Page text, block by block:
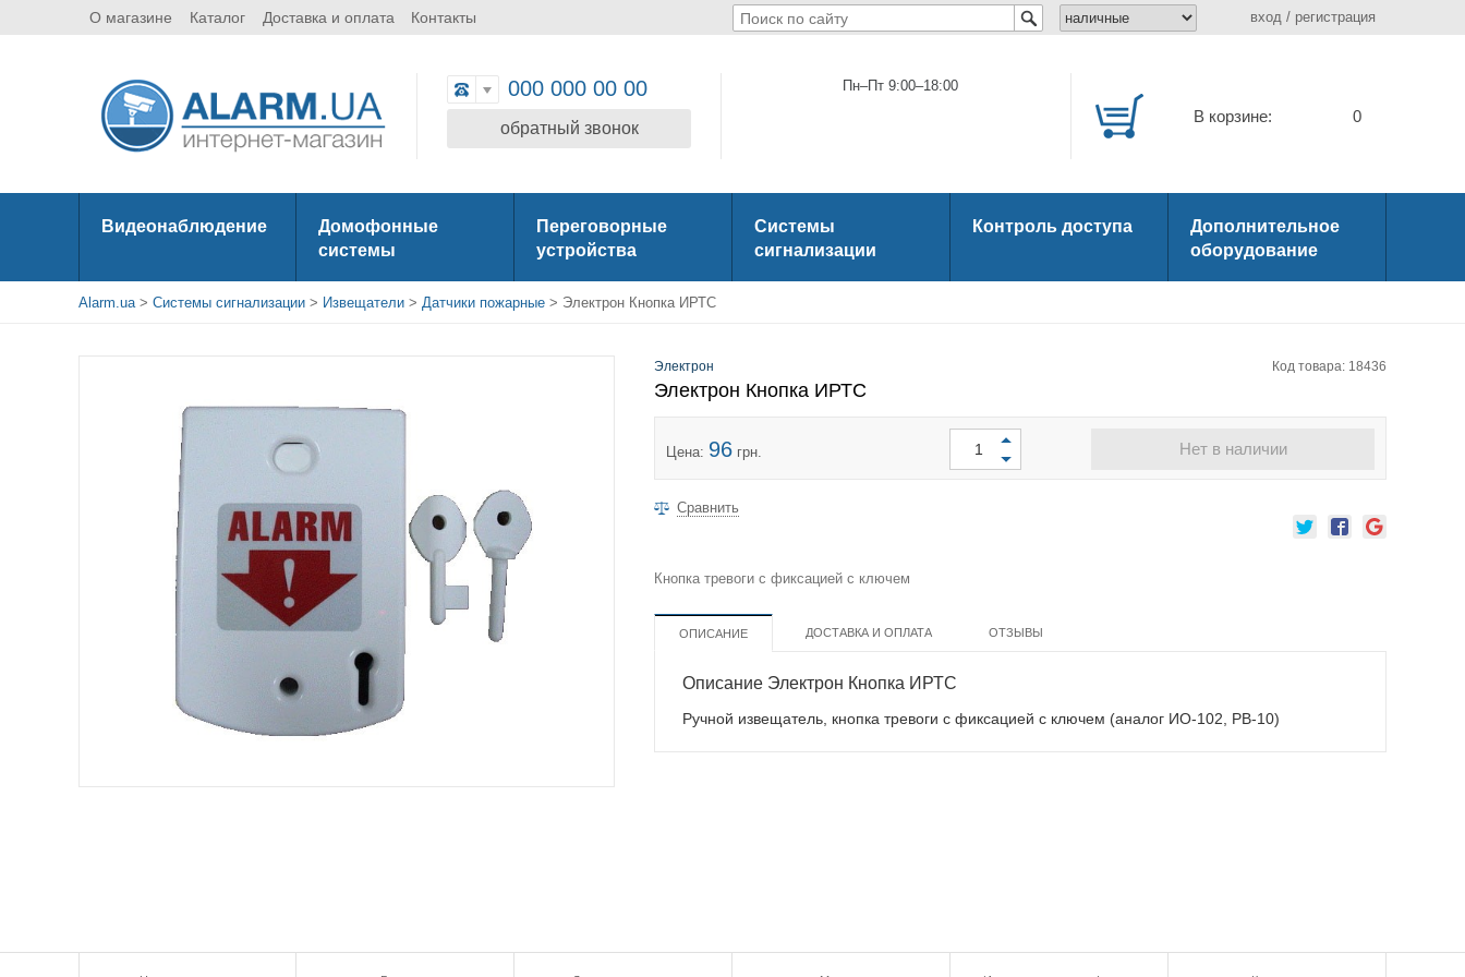
О магазине Каталог Доставка и оплата Контакты вход / регистрация
000 000 00 00
обратный звонок
Пн–Пт 9:00–18:00
В корзине: 0
Видеонаблюдение
Домофонные
системы
Переговорные
устройства
Системы
сигнализации
Контроль доступа
Дополнительное
оборудование
Alarm.ua> Системы сигнализации > Извещатели > Датчики пожарные > Электрон Кнопка ИРТС
Электрон Код товара: 18436
Электрон Кнопка ИРТС
Цена: 96 грн. Нет в наличии
Сравнить
Кнопка тревоги с фиксацией с ключем
ОПИСАНИЕ ДОСТАВКА И ОПЛАТА ОТЗЫВЫ
Описание Электрон Кнопка ИРТС
Ручной извещатель, кнопка тревоги с фиксацией с ключем (аналог ИО-102, РВ-10)